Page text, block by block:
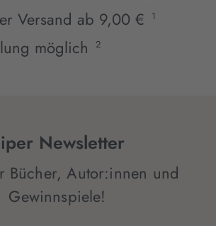
Versand ab 9,00 €
1
möglich 2
Newsletter
Bücher, Autor:innen und
Gewinnspiele!